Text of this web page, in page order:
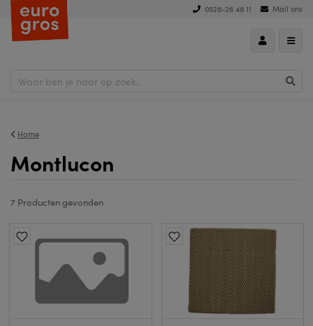
0528-26 48 11 Mail ons
Home
Montlucon
7 Productengevonden
naar laag